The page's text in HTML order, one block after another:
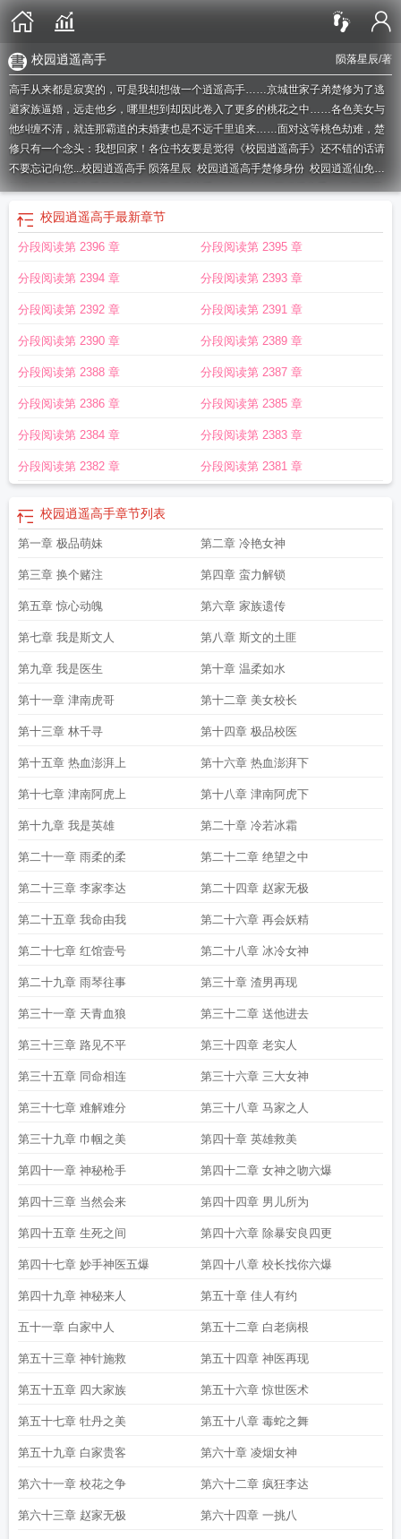
陨落星辰/著
校园逍遥高手
高手从来都是寂寞的，可是我却想做一个逍遥高手……京城世家子弟楚修为了逃
避家族逼婚，远走他乡，哪里想到却因此卷入了更多的桃花之中……各色美女与
他纠缠不清，就连那霸道的未婚妻也是不远千里追来……面对这等桃色劫难，楚
修只有一个念头：我想回家！各位书友要是觉得《校园逍遥高手》还不错的话请
不要忘记向您...校园逍遥高手 陨落星辰 校园逍遥高手楚修身份 校园逍遥仙免费
阅读校园逍遥高手陨落星辰校园逍遥高手10个女主校园逍遥高手2校园逍遥
校园逍遥高手txt免费 校花的最强仙帝
女主角
园逍遥高手全文阅读校园逍遥高手楚修女主校园逍遥高手后续
柔校园逍遥高手TXT陨落星辰 校园逍遥高手几个女主 校园逍遥高手神医
逍遥高手下一本书叫什么
校园逍遥高手第二部校园极品高手
学生校园逍遥高手楚修最爱谁 校园逍遥校园逍遥高手秦世校园逍遥高手免
费校园逍遥高手楚修2 校园逍遥高手第二部叫什么校园逍遥高手人物介绍
逍遥高手有几个女主校园逍遥高手资源校园逍遥高手女主角有几个
家校园逍遥高手2在哪看 校园逍遥高手下一部 校园逍遥高手百度百科
高手女主介绍大全极品全能狂少 校园逍遥在线阅读 校园逍遥高手无删减
逍遥高手百度校园逍遥高手女主有几个校园逍遥高手楚修校园逍遥高手好看
逍遥高手 人物介绍 校园逍遥高手漫画免费全集
校园逍遥高手最新章节
分段阅读第 2396 章 分段阅读第 2395 章
分段阅读第 2394 章 分段阅读第 2393 章
分段阅读第 2392 章 分段阅读第 2391 章
分段阅读第 2390 章 分段阅读第 2389 章
分段阅读第 2388 章 分段阅读第 2387 章
分段阅读第 2386 章 分段阅读第 2385 章
分段阅读第 2384 章 分段阅读第 2383 章
分段阅读第 2382 章 分段阅读第 2381 章
校园逍遥高手章节列表
第一章 极品萌妹 第二章 冷艳女神
第三章 换个赌注 第四章 蛮力解锁
第五章 惊心动魄 第六章 家族遗传
第七章 我是斯文人 第八章 斯文的土匪
第九章 我是医生 第十章 温柔如水
第十一章 津南虎哥 第十二章 美女校长
第十三章 林千寻 第十四章 极品校医
第十五章 热血澎湃上 第十六章 热血澎湃下
第十七章 津南阿虎上 第十八章 津南阿虎下
第十九章 我是英雄 第二十章 冷若冰霜
第二十一章 雨柔的柔 第二十二章 绝望之中
第二十三章 李家李达 第二十四章 赵家无极
第二十五章 我命由我 第二十六章 再会妖精
第二十七章 红馆壹号 第二十八章 冰冷女神
第二十九章 雨琴往事 第三十章 渣男再现
第三十一章 天青血狼 第三十二章 送他进去
第三十三章 路见不平 第三十四章 老实人
第三十五章 同命相连 第三十六章 三大女神
第三十七章 难解难分 第三十八章 马家之人
第三十九章 巾帼之美 第四十章 英雄救美
第四十一章 神秘枪手 第四十二章 女神之吻六爆
第四十三章 当然会来 第四十四章 男儿所为
第四十五章 生死之间 第四十六章 除暴安良四更
第四十七章 妙手神医五爆 第四十八章 校长找你六爆
第四十九章 神秘来人 第五十章 佳人有约
五十一章 白家中人 第五十二章 白老病根
第五十三章 神针施救 第五十四章 神医再现
第五十五章 四大家族 第五十六章 惊世医术
第五十七章 牡丹之美 第五十八章 毒蛇之舞
第五十九章 白家贵客 第六十章 凌烟女神
第六十一章 校花之争 第六十二章 疯狂李达
第六十三章 赵家无极 第六十四章 一挑八